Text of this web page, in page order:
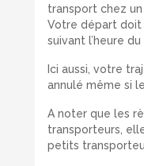
transport chez
Votre départ doit
suivant l’heure du
Ici aussi, votre
annulé même si
A noter que les
transporteurs,
petits